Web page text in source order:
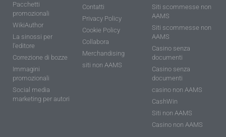
Pacchetti
promozionali
WikiAuthor
La sinossi per
l'editore
Correzione di bozze
Immagini
promozionali
Social media
marketing per autori
Contatti
Privacy Policy
Cookie Policy
Collabora
Merchandising
siti non AAMS
Siti scommesse non
AAMS
Siti scommesse non
AAMS
Casino senza
documenti
Casino senza
documenti
casino non AAMS
CashWin
Siti non AAMS
Casino non AAMS